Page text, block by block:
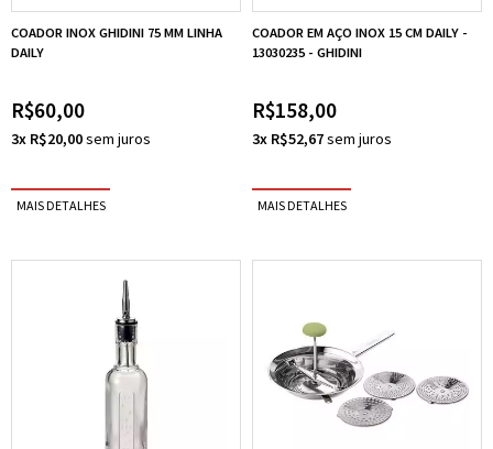
COADOR INOX GHIDINI 75 MM LINHA
DAILY
R$60,00
3x R$20,00
COADOR EM AÇO INOX 15 CM DAILY -
13030235 - GHIDINI
R$158,00
3x R$52,67